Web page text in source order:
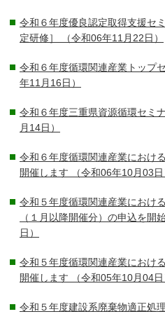
令和６年度優良認定取得支援セ
定研修］
（令和06年11月22日）
令和６年度循環関連産業トップ
年11月16日）
令和６年度三重県資源循環セミ
月14日）
令和６年度循環関連産業におけ
開催します （令和06年10月03日
令和５年度循環関連産業におけ
（１月以降開催分）の申込を開
日）
令和５年度循環関連産業におけ
開催します （令和05年10月04日
令和５年度建設系廃棄物適正処